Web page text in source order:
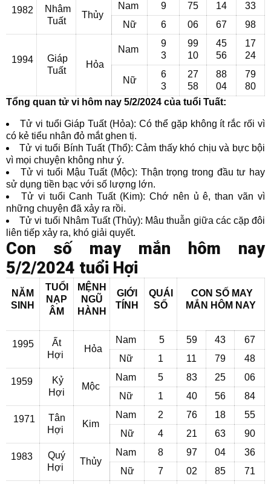
1982
Nhâm
Tuất
Thủy
Nam 9 75 14
33
Nữ
6 06 67 98
1994
Giáp
Tuất
Hỏa
Nam
9
3
99
10
45
56
17
24
Nữ
6
3
27
58
88
04
79
80
Tổng quan tử vi hôm nay 5/2/2024 của tuổi Tuất:
Tử vi tuổi Giáp Tuất (Hỏa): Có thể gặp không ít rắc rối vì
có kẻ tiểu nhân đỏ mắt ghen tị.
Tử vi tuổi Bính Tuất (Thổ): Cảm thấy khó chịu và bực bội
vì mọi chuyện không như ý.
Tử vi tuổi Mậu Tuất (Mộc): Thận trọng trong đầu tư hay
sử dụng tiền bạc với số lượng lớn.
Tử vi tuổi Canh Tuất (Kim): Chớ nên ủ ê, than vãn vì
những chuyện đã xảy ra rồi.
Tử vi tuổi Nhâm Tuất (Thủy): Mâu thuẫn giữa các cặp đôi
liên tiếp xảy ra, khó giải quyết.
Con số may mắn hôm nay
5/2/2024 tuổi Hợi
NĂM
SINH
TUỔI
NẠP
ÂM
MỆNH
NGŨ
HÀNH
GIỚI
TÍNH
QUÁI
SỐ
CON SỐ MAY
MẮN HÔM NAY
1995
Ất
Hợi
Hỏa
Nam 5 59 43
67
Nữ
1 11 79 48
1959
Kỷ
Hợi
Mộc
Nam 5 83 25
06
Nữ
1 40 56 84
1971
Tân
Hợi
Kim
Nam 2 76 18
55
Nữ
4 21 63 90
1983
Quý
Hợi
Thủy
Nam 8 97 04
36
Nữ
7 02 85 71